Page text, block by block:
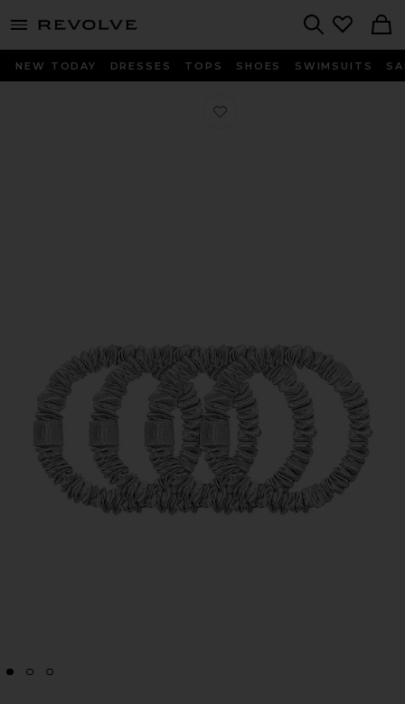
menu - shows more content
NEW TODAY DRESSES TOPS SHOES SWIMSUITS
Любимое НАБОР РЕЗИНОК ДЛЯ